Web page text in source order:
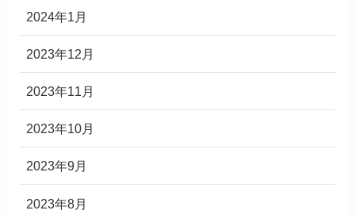
2024年1月
2023年12月
2023年11月
2023年10月
2023年9月
2023年8月